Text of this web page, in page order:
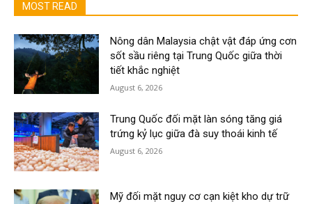
MOST READ
Nông dân Malaysia chật vật đáp ứng cơn
sốt sầu riêng tại Trung Quốc giữa thời
tiết khắc nghiệt
August 6, 2026
Trung Quốc đối mặt làn sóng tăng giá
trứng kỷ lục giữa đà suy thoái kinh tế
August 6, 2026
Mỹ đối mặt nguy cơ cạn kiệt kho dự trữ